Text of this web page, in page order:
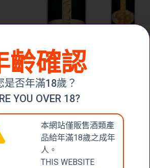
CHANDON BRUT
MÉTHODE
TRADITIONNELLE
N.V.
加入購物車
加入購物
車
齡確認
是否年滿18歲？
YOU OVER 18?
本網站僅販售酒類產
品給年滿18歲之成年
人。
THIS WEBSITE